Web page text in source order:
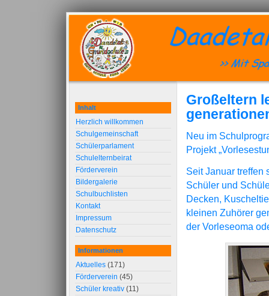
Großeltern
Neu im
Projekt
Seit Januar treffen
Schüler und
Decken,
kleinen Zuhörer
der Vorleseoma
Inhalt
Herzlich willkommen
Schulgemeinschaft
Schülerparlament
Schulelternbeirat
Förderverein
Bildergalerie
Schulbuchlisten
Kontakt
Impressum
Datenschutz
Informationen
Aktuelles (171)
Förderverein (45)
Schüler kreativ (11)